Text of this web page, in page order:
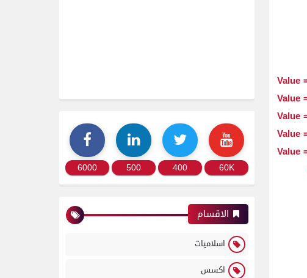
60K
400
500
6000
الاقسام
اسلاميات
اكسس